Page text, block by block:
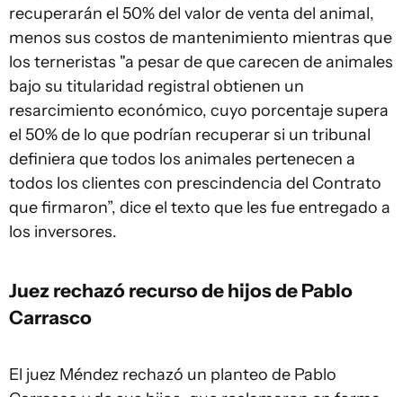
recuperarán el 50% del valor de venta del animal,
menos sus costos de mantenimiento mientras que
los terneristas "a pesar de que carecen de animales
bajo su titularidad registral obtienen un
resarcimiento económico, cuyo porcentaje supera
el 50% de lo que podrían recuperar si un tribunal
definiera que todos los animales pertenecen a
todos los clientes con prescindencia del Contrato
que firmaron”, dice el texto que les fue entregado a
los inversores.
Juez rechazó recurso de hijos de Pablo
Carrasco
El juez Méndez rechazó un planteo de Pablo